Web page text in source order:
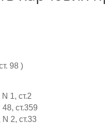
98 )
1, ст.2
ст.359
2, ст.33